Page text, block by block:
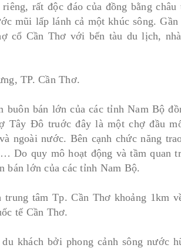
rất độc đáo của đồng bằng
mũi lấp lánh cả một khúc sông.
cổ Cần Thơ với bến tàu du lịch,
TP. Cần Thơ.
buôn bán lớn của các tỉnh Nam Bộ
Tây Ðô truớc đây là một chợ đầu
ngoài nước. Bên cạnh chức năng
Do quy mô hoạt động và tầm quan
bán lớn của các tỉnh Nam Bộ.
tâm Tp. Cần Thơ khoảng 1km
tế Cần Thơ.
khách bởi phong cảnh sông